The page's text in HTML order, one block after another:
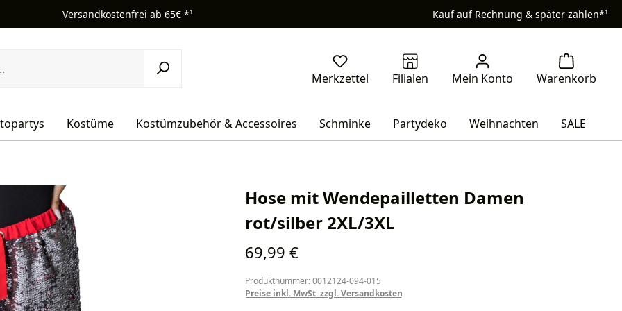
Versandkostenfrei ab 65€ *¹ Kauf auf Rechnung & später zahlen*¹
Kostüme Kostümzubehör & Accessoires Schminke Partydeko Weihnachten SALE
Hose mit Wendepailletten Damen
rot/silber 2XL/3XL
Regulärer Preis:
69,99 €
Produktnummer: 0012124-094-015
Preise inkl. MwSt. zzgl. Versandkosten